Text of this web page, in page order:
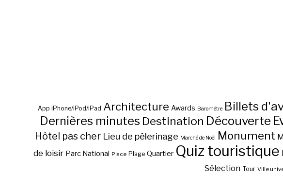
App iPhone/iPod/iPad Architecture Awards Baromètre Billets
Dernières minutes Destination Découverte
Hôtel pas cher Lieu de pèlerinage Marché de Noël Monument
de loisir Parc National Place Plage Quartier Quiz touristique
Sélection Tour Ville